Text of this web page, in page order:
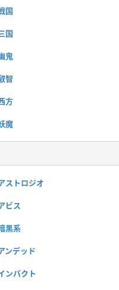
国
国
鬼
智
方
魔
ストロジオ
ビス
黒系
ンデッド
ンパクト